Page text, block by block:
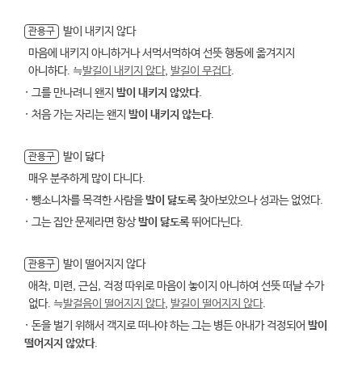
관용구
발이 내키지 않다
마음에 내키지 아니하거나 서먹서먹하여 선뜻 행동에 옮겨지지
아니하다. ≒발길이 내키지 않다, 발길이 무겁다.
· 그를 만나려니 왠지 발이 내키지 않았다.
· 처음 가는 자리는 왠지 발이 내키지 않는다.
관용구
발이 닳다
매우 분주하게 많이 다니다.
· 뺑소니차를 목격한 사람을발이 닳도록찾아보았으나 성과는 없었다.
· 그는 집안 문제라면 항상발이 닳도록뛰어다닌다.
관용구
발이 떨어지지 않다
애착, 미련, 근심, 걱정 따위로 마음이 놓이지 아니하여 선뜻 떠날 수가
없다. ≒발걸음이 떨어지지 않다, 발길이 떨어지지 않다.
· 돈을 벌기 위해서 객지로 떠나야 하는 그는 병든 아내가 걱정되어 발이
떨어지지 않았다.